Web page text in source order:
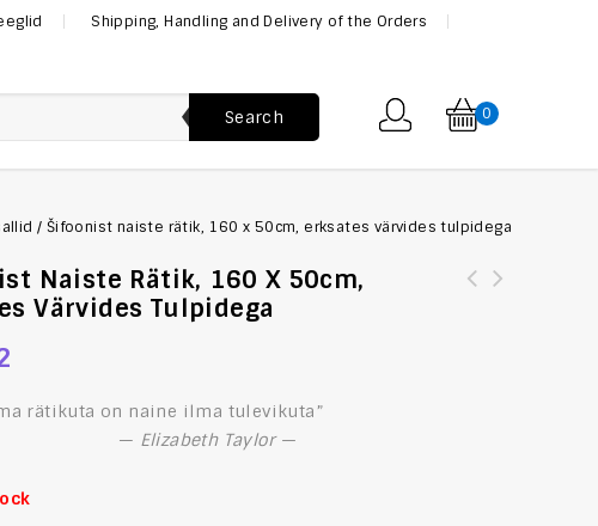
Shipping, Handling and Delivery of the Orders
Search 0
/ Šifoonist naiste rätik, 160 x 50cm, erksates värvides tulpidega
Naiste Rätik, 160 X 50cm,
Värvides Tulpidega
rätikuta on naine ilma tulevikuta”
Elizabeth Taylor —